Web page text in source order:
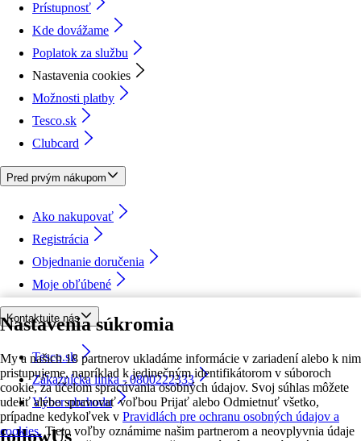
Nastavenia súkromia
My a našich 18 partnerov ukladáme informácie v zariadení alebo k nim
pristupujeme, napríklad k jedinečným identifikátorom v súboroch
cookie, za účelom spracúvania osobných údajov. Svoj súhlas môžete
udeliť alebo spravovať voľbou Prijať alebo Odmietnuť všetko,
prípadne kedykoľvek v Pravidlách pre ochranu osobných údajov a
cookies. Tieto voľby oznámime našim partnerom a neovplyvnia údaje
Prístupnosť
Kde dovážame
Poplatok za službu
Nastavenia cookies
Možnosti platby
Tesco.sk
Clubcard
Pred prvým nákupom
Ako nakupovať
Registrácia
Objednanie doručenia
Moje obľúbené
Kontaktujte nás
Tesco.sk
Zákaznícka linka - 0800222333
Výber obchodu
followUs